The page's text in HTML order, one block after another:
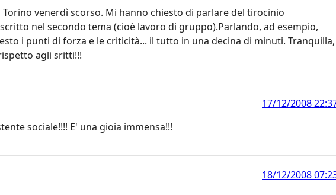
venerdì scorso. Mi hanno chiesto di parlare del tirocinio
nel secondo tema (cioè lavoro di gruppo).Parlando, ad esempio,
i punti di forza e le criticità... il tutto in una decina di minuti. Tranquilla,
agli sritti!!!
17/12/2008
sociale!!!! E' una gioia immensa!!!
18/12/2008